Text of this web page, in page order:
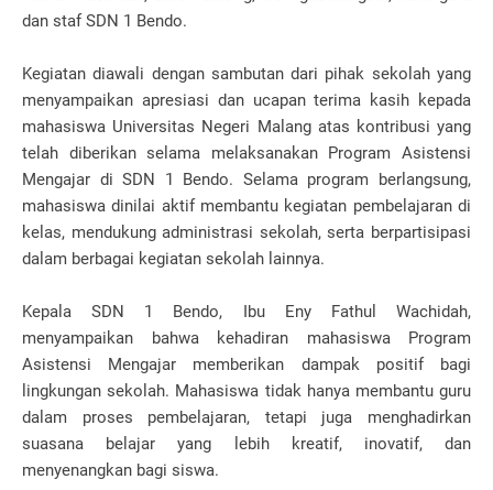
dan staf SDN 1 Bendo.
Kegiatan diawali dengan sambutan dari pihak sekolah yang
menyampaikan apresiasi dan ucapan terima kasih kepada
mahasiswa Universitas Negeri Malang atas kontribusi yang
telah diberikan selama melaksanakan Program Asistensi
Mengajar di SDN 1 Bendo. Selama program berlangsung,
mahasiswa dinilai aktif membantu kegiatan pembelajaran di
kelas, mendukung administrasi sekolah, serta berpartisipasi
dalam berbagai kegiatan sekolah lainnya.
Kepala SDN 1 Bendo, Ibu Eny Fathul Wachidah,
menyampaikan bahwa kehadiran mahasiswa Program
Asistensi Mengajar memberikan dampak positif bagi
lingkungan sekolah. Mahasiswa tidak hanya membantu guru
dalam proses pembelajaran, tetapi juga menghadirkan
suasana belajar yang lebih kreatif, inovatif, dan
menyenangkan bagi siswa.